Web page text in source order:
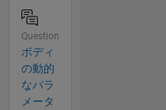
Question
ボディ
の動的
なパラ
メータ